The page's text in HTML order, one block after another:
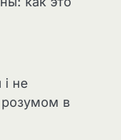
не
розумом в